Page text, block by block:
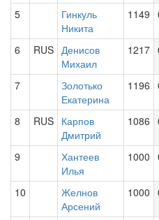
5
Гинкуль
Никита
1149
6 RUS Денисов
Михаил
1217
7
Золотько
Екатерина
1196
8 RUS Карпов
Дмитрий
1086
9
Хантеев
Илья
1000
10
Желнов
Арсений
1000